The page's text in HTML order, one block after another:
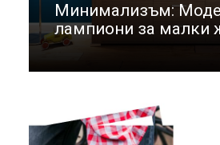
Минимализъм:
лампиони за малки